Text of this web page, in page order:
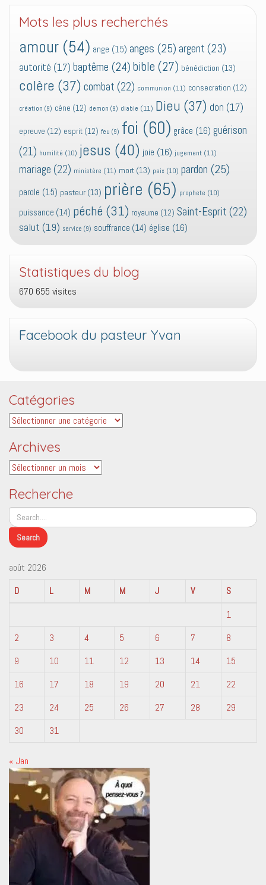
Mots les plus recherchés
amour (54) ange (15) anges (25) argent (23)
autorité (17) baptême (24) bible (27) bénédiction (13)
colère (37) combat (22) communion (11) consecration (12)
création (9) cène (12) demon (9) diable (11) Dieu (37) don (17)
epreuve (12) esprit (12) feu (9) foi (60) grâce (16) guérison
(21) humilité (10) jesus (40) joie (16) jugement (11)
mariage (22) ministère (11) mort (13) paix (10) pardon (25)
parole (15) pasteur (13) prière (65) prophete (10)
puissance (14) péché (31) royaume (12) Saint-Esprit (22)
salut (19) service (9) souffrance (14) église (16)
Statistiques du blog
670 655 visites
Facebook du pasteur Yvan
Catégories
Catégories
Archives
Archives
Recherche
août 2026
D
L M M J V
S
1
2
3 4 5 6 7
8
9
10 11 12 13 14
15
16
17 18 19 20 21
22
23
24 25 26 27 28
29
30
31
« Jan